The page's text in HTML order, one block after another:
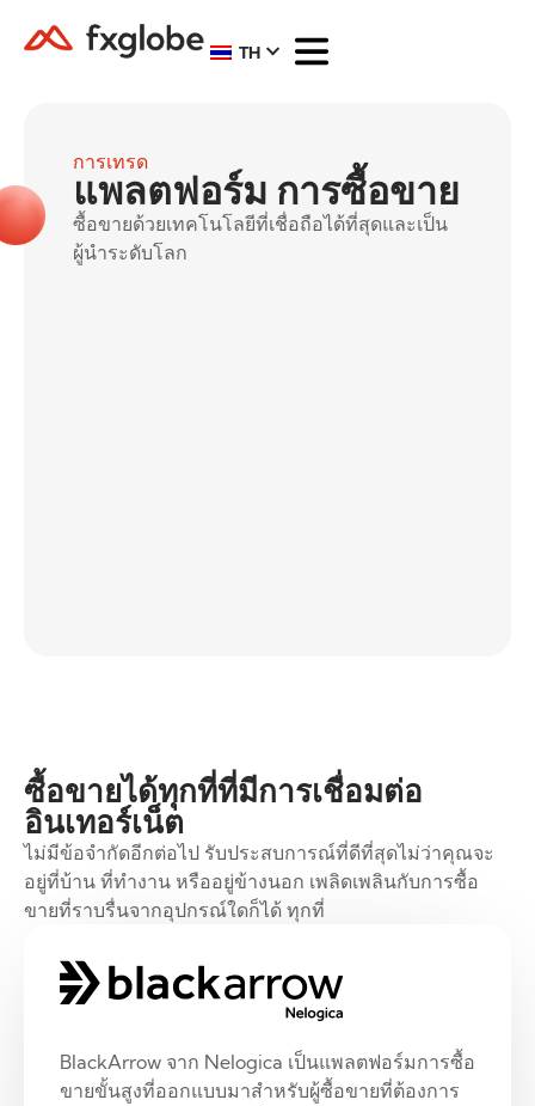
TH
การเทรด
แพลตฟอร์ม การซื้อขาย
ซื้อขายด้วยเทคโนโลยีที่เชื่อถือได้ที่สุดและเป็น
ผู้นำระดับโลก
ซื้อขายได้ทุกที่ที่มีการเชื่อมต่อ
อินเทอร์เน็ต
ไม่มีข้อจำกัดอีกต่อไป รับประสบการณ์ที่ดีที่สุดไม่ว่าคุณจะ
อยู่ที่บ้าน ที่ทำงาน หรืออยู่ข้างนอก เพลิดเพลินกับการซื้อ
ขายที่ราบรื่นจากอุปกรณ์ใดก็ได้ ทุกที่
BlackArrow จาก Nelogica เป็นแพลตฟอร์มการซื้อ
ขายขั้นสูงที่ออกแบบมาสำหรับผู้ซื้อขายที่ต้องการ